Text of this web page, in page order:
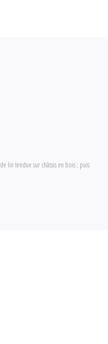
lin tendue sur châssis en bois ; puis